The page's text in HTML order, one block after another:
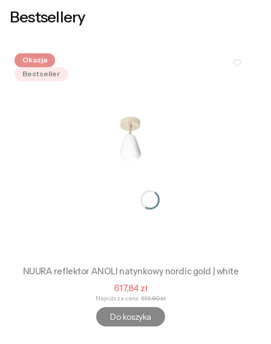
Bestsellery
Okazja
Bestseller
NUURA reflektor ANOLI natynkowy nordic gold | white
Cena promocyjna
617,84 zł
Najniższa cena: 616,80 zł
Do koszyka